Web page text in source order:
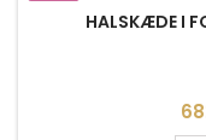
HALSKÆDE I